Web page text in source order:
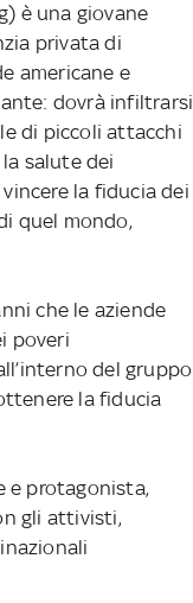
è una giovane
privata di
americane e
dovrà infiltrarsi
di piccoli attacchi
salute dei
la fiducia dei
quel mondo,
che le aziende
poveri
del gruppo
la fiducia
e protagonista,
gli attivisti,